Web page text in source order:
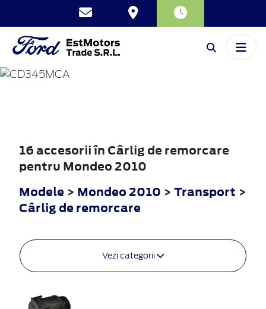
MONDEO
16 accesorii în Cârlig de remorcare
pentru Mondeo 2010
Modele > Mondeo 2010 > Transport >
Cârlig de remorcare
Vezi categorii